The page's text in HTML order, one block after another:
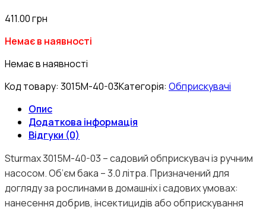
411.00грн
Немає в наявності
Немає в наявності
Код товару: 3015M-40-03Категорія: Обприскувачі
Опис
Додаткова інформація
Відгуки (0)
Sturmax 3015M-40-03 – садовий обприскувач із ручним
насосом. Об’єм бака – 3.0 літра. Призначений для
догляду за рослинами в домашніх і садових умовах:
нанесення добрив, інсектицидів або обприскування